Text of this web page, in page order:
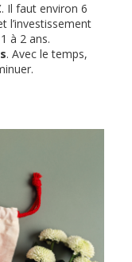
. Il faut environ 6
l’investissement
à 2 ans.
. Avec le temps,